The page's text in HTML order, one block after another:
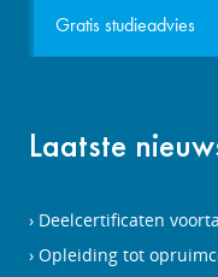
Gratis studieadvies
Laatste
Deelcertificaten
Opleiding tot